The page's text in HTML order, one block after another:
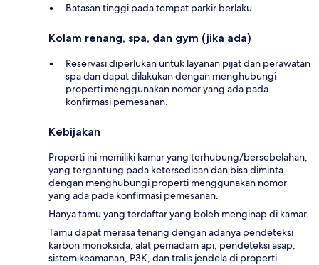
Batasan tinggi pada tempat parkir berlaku
Kolam renang, spa, dan gym (jika ada)
Reservasi diperlukan untuk layanan pijat dan perawatan
spa dan dapat dilakukan dengan menghubungi
properti menggunakan nomor yang ada pada
konfirmasi pemesanan.
Kebijakan
Properti ini memiliki kamar yang terhubung/bersebelahan,
yang tergantung pada ketersediaan dan bisa diminta
dengan menghubungi properti menggunakan nomor
yang ada pada konfirmasi pemesanan.
Hanya tamu yang terdaftar yang boleh menginap di kamar.
Tamu dapat merasa tenang dengan adanya pendeteksi
karbon monoksida, alat pemadam api, pendeteksi asap,
sistem keamanan, P3K, dan tralis jendela di properti.